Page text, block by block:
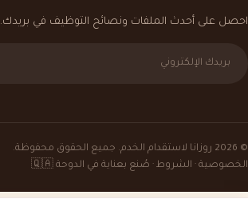
احصل على أحدث الملفات ونصائح التوظيف في بريدك.
© 2026 روزانا لاستقدام الخدم. جميع الحقوق محفوظة.
الخصوصية · الشروط · صُنع بعناية في الدوحة 🇶🇦